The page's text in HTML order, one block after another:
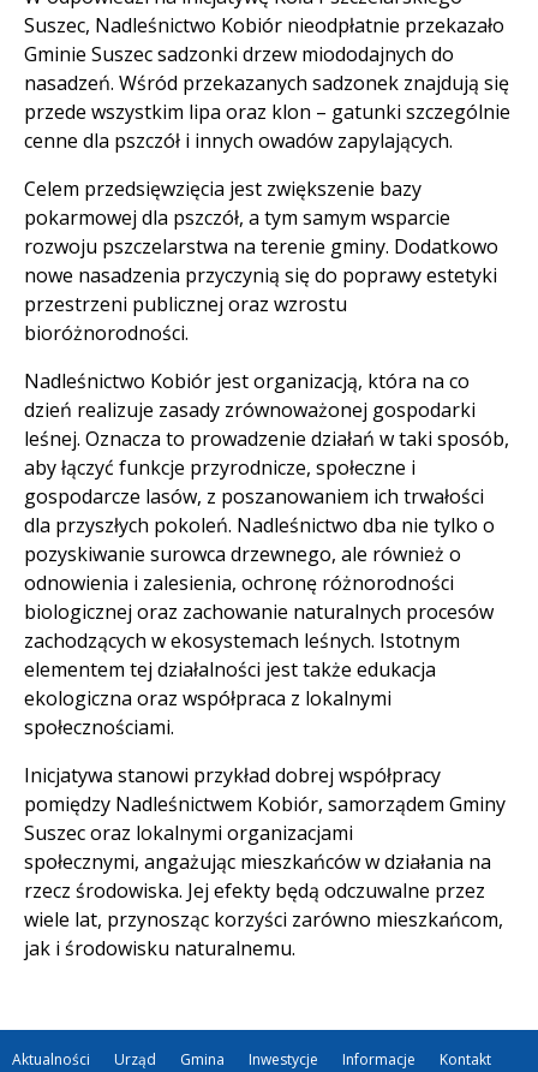
Suszec, Nadleśnictwo Kobiór nieodpłatnie przekazało
Gminie Suszec sadzonki drzew miododajnych do
nasadzeń. Wśród przekazanych sadzonek znajdują się
przede wszystkim lipa oraz klon – gatunki szczególnie
cenne dla pszczół i innych owadów zapylających.
Celem przedsięwzięcia jest zwiększenie bazy
pokarmowej dla pszczół, a tym samym wsparcie
rozwoju pszczelarstwa na terenie gminy. Dodatkowo
nowe nasadzenia przyczynią się do poprawy estetyki
przestrzeni publicznej oraz wzrostu
bioróżnorodności.
Nadleśnictwo Kobiór jest organizacją, która na co
dzień realizuje zasady zrównoważonej gospodarki
leśnej. Oznacza to prowadzenie działań w taki sposób,
aby łączyć funkcje przyrodnicze, społeczne i
gospodarcze lasów, z poszanowaniem ich trwałości
dla przyszłych pokoleń. Nadleśnictwo dba nie tylko o
pozyskiwanie surowca drzewnego, ale również o
odnowienia i zalesienia, ochronę różnorodności
biologicznej oraz zachowanie naturalnych procesów
zachodzących w ekosystemach leśnych. Istotnym
elementem tej działalności jest także edukacja
ekologiczna oraz współpraca z lokalnymi
społecznościami.
Inicjatywa stanowi przykład dobrej współpracy
pomiędzy Nadleśnictwem Kobiór, samorządem Gminy
Suszec oraz lokalnymi organizacjami
społecznymi, angażując mieszkańców w działania na
rzecz środowiska. Jej efekty będą odczuwalne przez
wiele lat, przynosząc korzyści zarówno mieszkańcom,
jak i środowisku naturalnemu.
Aktualności Urząd Gmina Inwestycje Informacje Kontakt